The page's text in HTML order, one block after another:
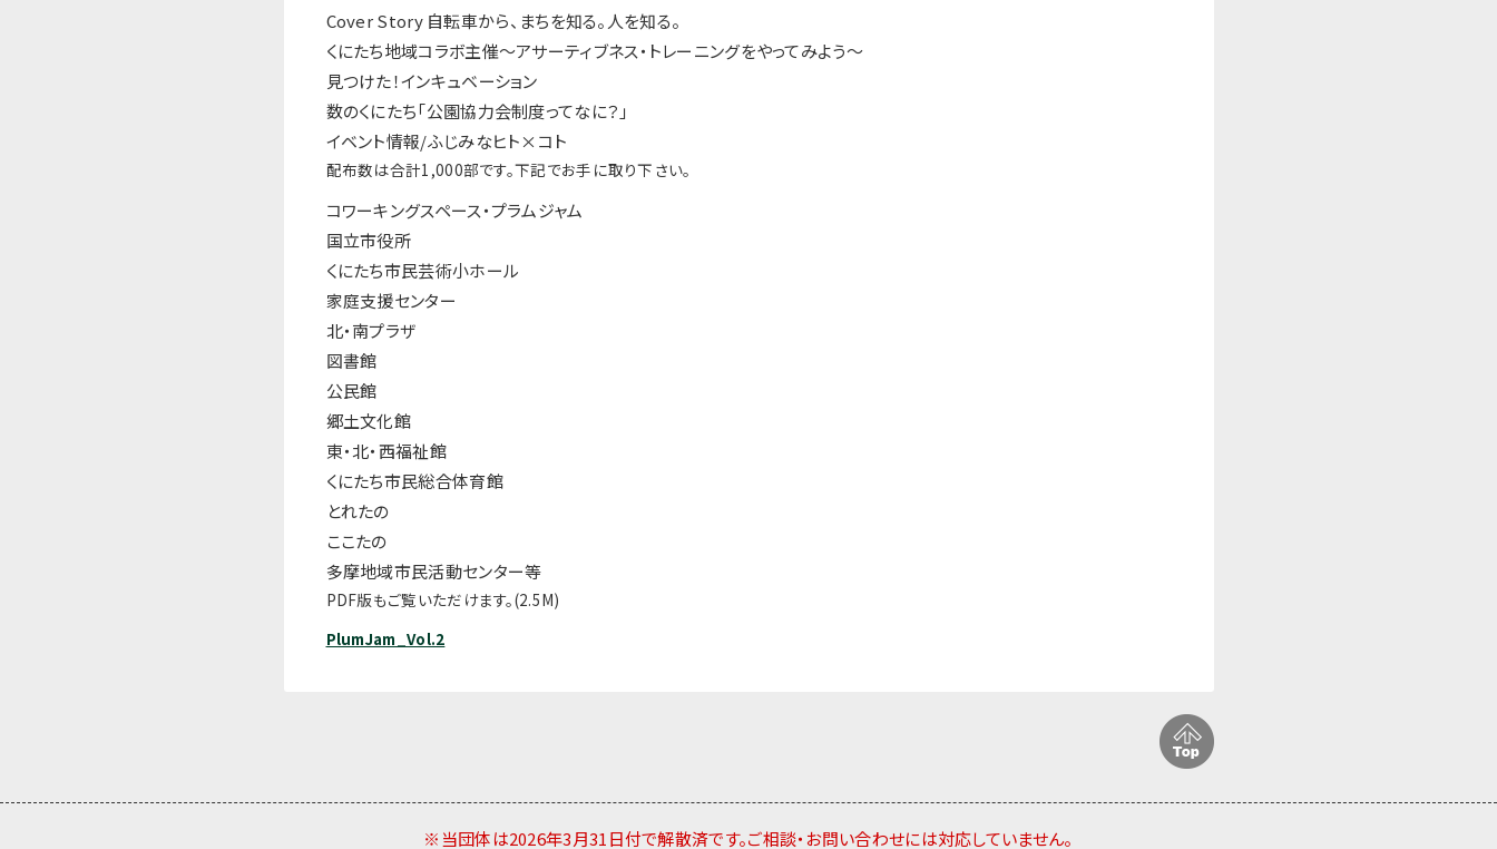
Cover Story 自転車から、まちを知る。人を知る。
くにたち地域コラボ主催～アサーティブネス・トレーニングをやってみよう～
見つけた！インキュベーション
数のくにたち「公園協力会制度ってなに？」
イベント情報/ふじみなヒト×コト
配布数は合計1,000部です。下記でお手に取り下さい。
コワーキングスペース・プラムジャム
国立市役所
くにたち市民芸術小ホール
家庭支援センター
北・南プラザ
図書館
公民館
郷土文化館
東・北・西福祉館
くにたち市民総合体育館
とれたの
ここたの
多摩地域市民活動センター等
PDF版もご覧いただけます。(2.5M)
PlumJam_Vol.2
※当団体は2026年3月31日付で解散済です。ご相談・お問い合わせには対応していません。